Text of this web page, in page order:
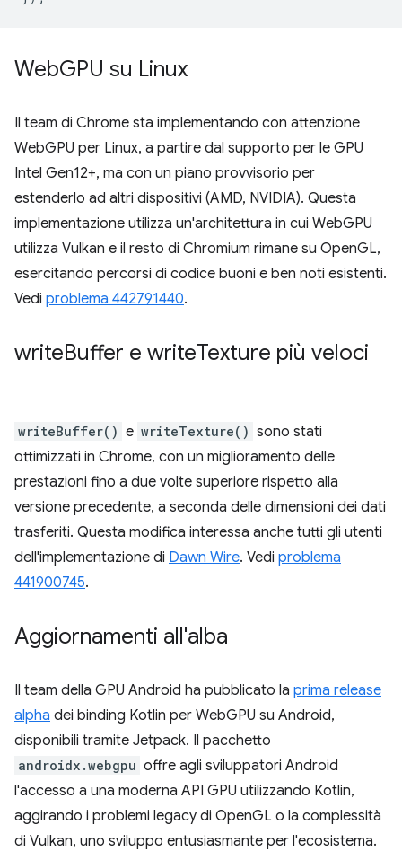
WebGPU su Linux
Il team di Chrome sta implementando con attenzione
WebGPU per Linux, a partire dal supporto per le GPU
Intel Gen12+, ma con un piano provvisorio per
estenderlo ad altri dispositivi (AMD, NVIDIA). Questa
implementazione utilizza un'architettura in cui WebGPU
utilizza Vulkan e il resto di Chromium rimane su OpenGL,
esercitando percorsi di codice buoni e ben noti esistenti.
Vedi problema 442791440.
writeBuffer e writeTexture più veloci
writeBuffer() e writeTexture() sono stati
ottimizzati in Chrome, con un miglioramento delle
prestazioni fino a due volte superiore rispetto alla
versione precedente, a seconda delle dimensioni dei dati
trasferiti. Questa modifica interessa anche tutti gli utenti
dell'implementazione di Dawn Wire. Vedi problema
441900745.
Aggiornamenti all'alba
Il team della GPU Android ha pubblicato la prima release
alpha dei binding Kotlin per WebGPU su Android,
disponibili tramite Jetpack. Il pacchetto
androidx.webgpu offre agli sviluppatori Android
l'accesso a una moderna API GPU utilizzando Kotlin,
aggirando i problemi legacy di OpenGL o la complessità
di Vulkan, uno sviluppo entusiasmante per l'ecosistema.